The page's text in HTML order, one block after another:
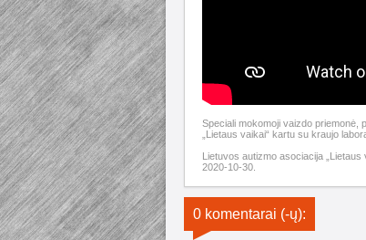
Speciali mokomoji vaizdo priemonė,
„Lietaus vaikai“ kartu su kraujo
Lietuvos autizmo asociacija „Lietaus
2020-10-30.
0 komentarai (-ų):